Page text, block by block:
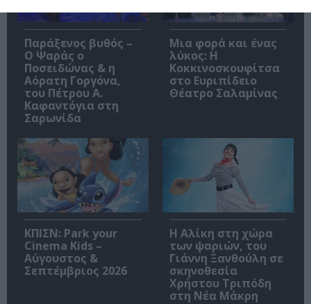
Παράξενος βυθός –
Ο Ψαράς ο
Ποσειδώνας & η
Αόρατη Γοργόνα,
του Πέτρου Α.
Καφαντόγια στη
Σαρωνίδα
Μια φορά και ένας
λύκος: Η
Κοκκινοσκουφίτσα
στο Ευριπίδειο
Θέατρο Σαλαμίνας
ΚΠΙΣΝ: Park your
Cinema Kids –
Αύγουστος &
Σεπτέμβριος 2026
Η Αλίκη στη χώρα
των ψαριών, του
Γιάννη Ξανθούλη σε
σκηνοθεσία
Χρήστου Τριπόδη
στη Νέα Μάκρη